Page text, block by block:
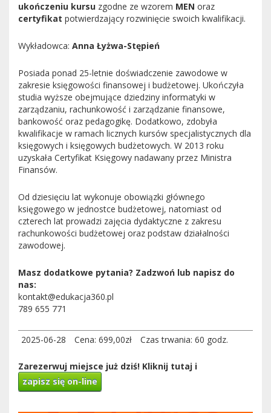
ukończeniu kursu zgodne ze wzorem MEN oraz
certyfikat potwierdzający rozwinięcie swoich kwalifikacji.
Wykładowca: Anna Łyżwa-Stępień
Posiada ponad 25-letnie doświadczenie zawodowe w
zakresie księgowości finansowej i budżetowej. Ukończyła
studia wyższe obejmujące dziedziny informatyki w
zarządzaniu, rachunkowość i zarządzanie finansowe,
bankowość oraz pedagogikę. Dodatkowo, zdobyła
kwalifikacje w ramach licznych kursów specjalistycznych dla
księgowych i księgowych budżetowych. W 2013 roku
uzyskała Certyfikat Księgowy nadawany przez Ministra
Finansów.
Od dziesięciu lat wykonuje obowiązki głównego
księgowego w jednostce budżetowej, natomiast od
czterech lat prowadzi zajęcia dydaktyczne z zakresu
rachunkowości budżetowej oraz podstaw działalności
zawodowej.
Masz dodatkowe pytania? Zadzwoń lub napisz do
nas:
kontakt@edukacja360.pl
789 655 771
2025-06-28 Cena: 699,00zł Czas trwania: 60 godz.
Zarezerwuj miejsce już dziś! Kliknij tutaj i
zapisz się on-line